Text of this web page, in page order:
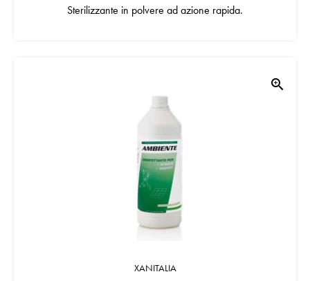
Sterilizzante in polvere ad azione rapida.
zoom_in
XANITALIA